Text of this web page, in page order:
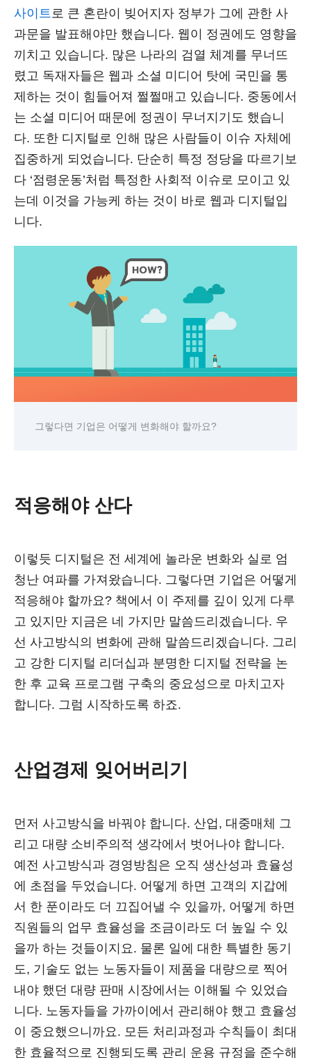
사이트 로 큰 혼란이 빚어지자 정부가 그에 관한 사
과문을 발표해야만 했습니다. 웹이 정권에도 영향을
끼치고 있습니다. 많은 나라의 검열 체계를 무너뜨
렸고 독재자들은 웹과 소셜 미디어 탓에 국민을 통
제하는 것이 힘들어져 쩔쩔매고 있습니다. 중동에서
는 소셜 미디어 때문에 정권이 무너지기도 했습니
다. 또한 디지털로 인해 많은 사람들이 이슈 자체에
집중하게 되었습니다. 단순히 특정 정당을 따르기보
다 ‘점령운동’처럼 특정한 사회적 이슈로 모이고 있
는데 이것을 가능케 하는 것이 바로 웹과 디지털입
니다.
그렇다면 기업은 어떻게 변화해야 할까요?
적응해야 산다
이렇듯 디지털은 전 세계에 놀라운 변화와 실로 엄
청난 여파를 가져왔습니다. 그렇다면 기업은 어떻게
적응해야 할까요? 책에서 이 주제를 깊이 있게 다루
고 있지만 지금은 네 가지만 말씀드리겠습니다. 우
선 사고방식의 변화에 관해 말씀드리겠습니다. 그리
고 강한 디지털 리더십과 분명한 디지털 전략을 논
한 후 교육 프로그램 구축의 중요성으로 마치고자
합니다. 그럼 시작하도록 하죠.
산업경제 잊어버리기
먼저 사고방식을 바꿔야 합니다. 산업, 대중매체 그
리고 대량 소비주의적 생각에서 벗어나야 합니다.
예전 사고방식과 경영방침은 오직 생산성과 효율성
에 초점을 두었습니다. 어떻게 하면 고객의 지갑에
서 한 푼이라도 더 끄집어낼 수 있을까, 어떻게 하면
직원들의 업무 효율성을 조금이라도 더 높일 수 있
을까 하는 것들이지요. 물론 일에 대한 특별한 동기
도, 기술도 없는 노동자들이 제품을 대량으로 찍어
내야 했던 대량 판매 시장에서는 이해될 수 있었습
니다. 노동자들을 가까이에서 관리해야 했고 효율성
이 중요했으니까요. 모든 처리과정과 수칙들이 최대
한 효율적으로 진행되도록 관리 운용 규정을 준수해